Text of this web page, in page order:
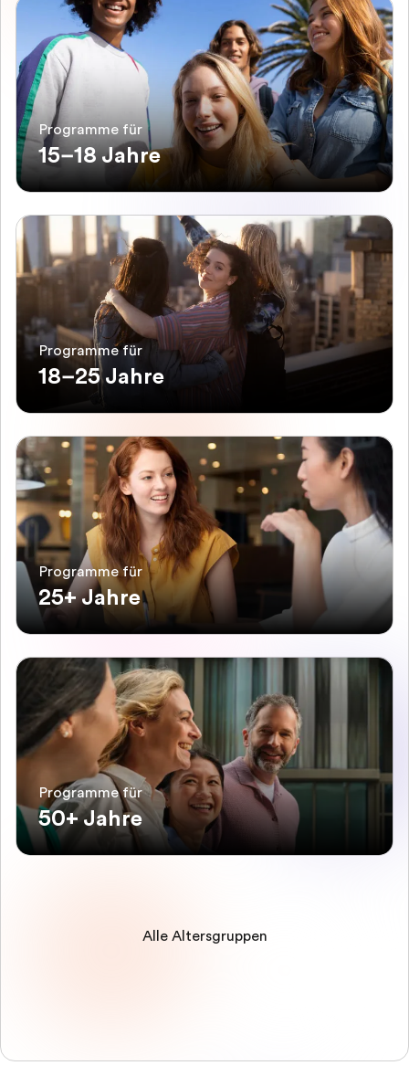
Programme für
15–18 Jahre
Programme für
18–25 Jahre
Programme für
25+ Jahre
Programme für
50+ Jahre
Alle Altersgruppen